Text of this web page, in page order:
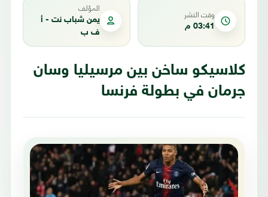
وقت النشر
03:41 م
المؤلف
يمن شباب نت - أ
ف ب
كلاسيكو ساخن بين مرسيليا وسان
جرمان في بطولة فرنسا